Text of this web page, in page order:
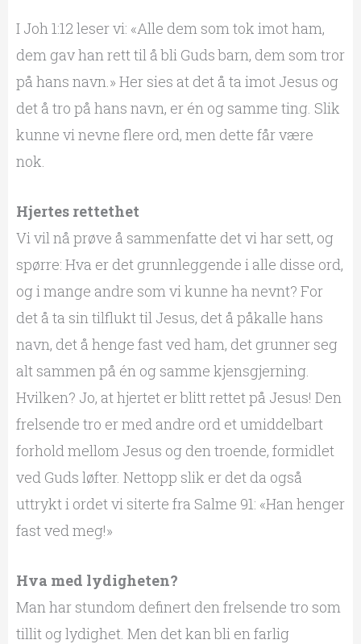
I Joh 1:12 leser vi: «Alle dem som tok imot ham,
dem gav han rett til å bli Guds barn, dem som tror
på hans navn.» Her sies at det å ta imot Jesus og
det å tro på hans navn, er én og samme ting. Slik
kunne vi nevne flere ord, men dette får være
nok.
Hjertes rettethet
Vi vil nå prøve å sammenfatte det vi har sett, og
spørre: Hva er det grunnleggende i alle disse ord,
og i mange andre som vi kunne ha nevnt? For
det å ta sin tilflukt til Jesus, det å påkalle hans
navn, det å henge fast ved ham, det grunner seg
alt sammen på én og samme kjensgjerning.
Hvilken? Jo, at hjertet er blitt rettet på Jesus! Den
frelsende tro er med andre ord et umiddelbart
forhold mellom Jesus og den troende, formidlet
ved Guds løfter. Nettopp slik er det da også
uttrykt i ordet vi siterte fra Salme 91: «Han henger
fast ved meg!»
Hva med lydigheten?
Man har stundom definert den frelsende tro som
tillit og lydighet. Men det kan bli en farlig